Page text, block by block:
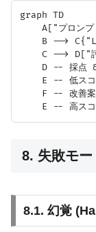
graph TD
A["プロン
B -->
C --> D["評
D -- 採点
E -- 低スコ
F -- 改善
8. 失敗モ
8.1. 幻覚